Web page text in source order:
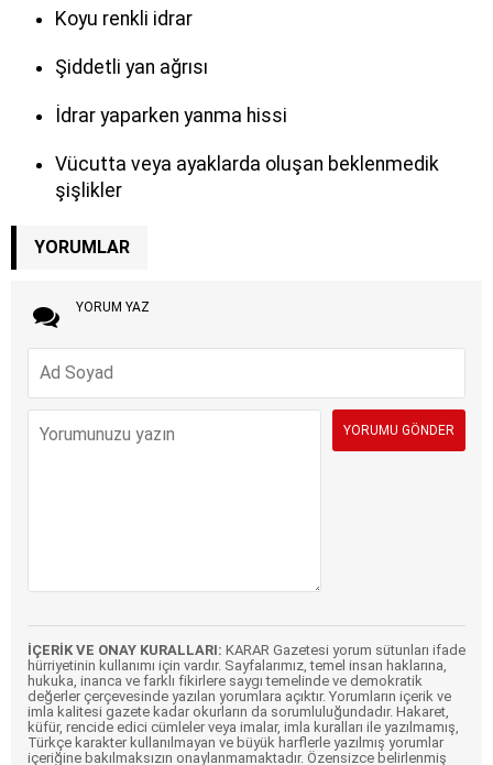
Koyu renkli idrar
Şiddetli yan ağrısı
İdrar yaparken yanma hissi
Vücutta veya ayaklarda oluşan beklenmedik
şişlikler
YORUMLAR
YORUM YAZ
İÇERİK VE ONAY KURALLARI: KARAR Gazetesi yorum sütunları ifade
hürriyetinin kullanımı için vardır. Sayfalarımız, temel insan haklarına,
hukuka, inanca ve farklı fikirlere saygı temelinde ve demokratik
değerler çerçevesinde yazılan yorumlara açıktır. Yorumların içerik ve
imla kalitesi gazete kadar okurların da sorumluluğundadır. Hakaret,
küfür, rencide edici cümleler veya imalar, imla kuralları ile yazılmamış,
Türkçe karakter kullanılmayan ve büyük harflerle yazılmış yorumlar
içeriğine bakılmaksızın onaylanmamaktadır. Özensizce belirlenmiş